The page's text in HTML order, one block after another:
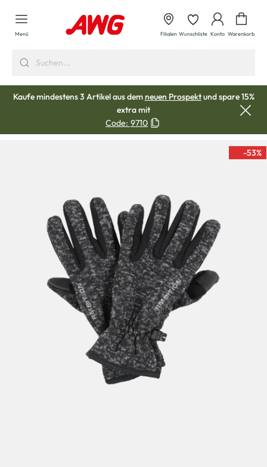
springen
Menü Filialen Wunschliste Konto Warenkorb
Kaufe mindestens 3 Artikel aus demneuen Prospektund spare 15%
extra mit
Code: 9710
-53%